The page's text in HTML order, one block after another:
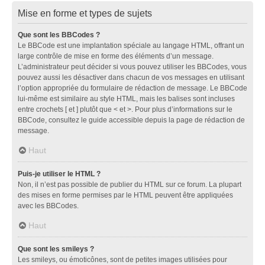
Mise en forme et types de sujets
Que sont les BBCodes ?
Le BBCode est une implantation spéciale au langage HTML, offrant un
large contrôle de mise en forme des éléments d’un message.
L’administrateur peut décider si vous pouvez utiliser les BBCodes, vous
pouvez aussi les désactiver dans chacun de vos messages en utilisant
l’option appropriée du formulaire de rédaction de message. Le BBCode
lui-même est similaire au style HTML, mais les balises sont incluses
entre crochets [ et ] plutôt que < et >. Pour plus d’informations sur le
BBCode, consultez le guide accessible depuis la page de rédaction de
message.
Haut
Puis-je utiliser le HTML ?
Non, il n’est pas possible de publier du HTML sur ce forum. La plupart
des mises en forme permises par le HTML peuvent être appliquées
avec les BBCodes.
Haut
Que sont les smileys ?
Les smileys, ou émoticônes, sont de petites images utilisées pour